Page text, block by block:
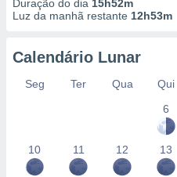
Duração do dia 15h52m
Luz da manhã restante 12h53m
Calendário Lunar
Seg Ter Qua Qui
6
10 11 12 13